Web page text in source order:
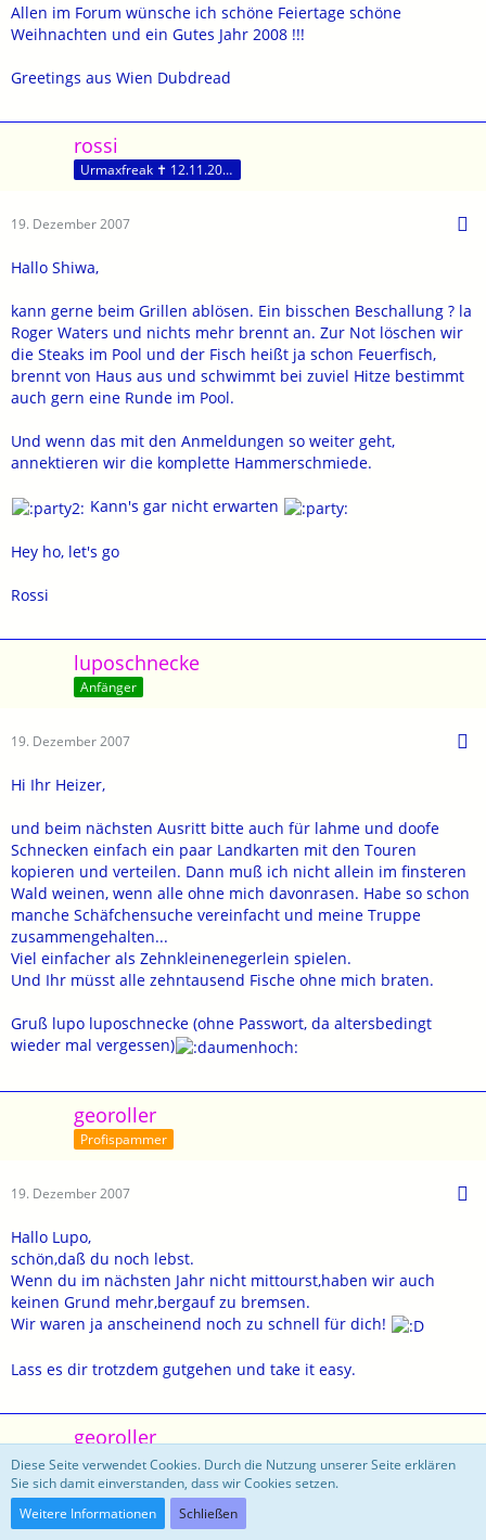
Allen im Forum wünsche ich schöne Feiertage schöne
Weihnachten und ein Gutes Jahr 2008 !!!
Greetings aus Wien Dubdread
rossi
Urmaxfreak ✝ 12.11.2017
19. Dezember 2007
Hallo Shiwa,
kann gerne beim Grillen ablösen. Ein bisschen Beschallung ? la
Roger Waters und nichts mehr brennt an. Zur Not löschen wir
die Steaks im Pool und der Fisch heißt ja schon Feuerfisch,
brennt von Haus aus und schwimmt bei zuviel Hitze bestimmt
auch gern eine Runde im Pool.
Und wenn das mit den Anmeldungen so weiter geht,
annektieren wir die komplette Hammerschmiede.
Kann's gar nicht erwarten
Hey ho, let's go
Rossi
luposchnecke
Anfänger
19. Dezember 2007
Hi Ihr Heizer,
und beim nächsten Ausritt bitte auch für lahme und doofe
Schnecken einfach ein paar Landkarten mit den Touren
kopieren und verteilen. Dann muß ich nicht allein im finsteren
Wald weinen, wenn alle ohne mich davonrasen. Habe so schon
manche Schäfchensuche vereinfacht und meine Truppe
zusammengehalten...
Viel einfacher als Zehnkleinenegerlein spielen.
Und Ihr müsst alle zehntausend Fische ohne mich braten.
Gruß lupo luposchnecke (ohne Passwort, da altersbedingt
wieder mal vergessen)
georoller
Profispammer
19. Dezember 2007
Hallo Lupo,
schön,daß du noch lebst.
Wenn du im nächsten Jahr nicht mittourst,haben wir auch
keinen Grund mehr,bergauf zu bremsen.
Wir waren ja anscheinend noch zu schnell für dich!
Lass es dir trotzdem gutgehen und take it easy.
georoller
Profispammer
19. Dezember 2007
Diese Seite verwendet Cookies. Durch die Nutzung unserer Seite erklären
Sie sich damit einverstanden, dass wir Cookies setzen.
Weitere Informationen
Schließen